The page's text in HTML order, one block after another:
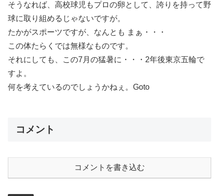
そうなれば、高校球児もプロの卵として、誇りを持って野
球に取り組めるじゃないですが。
たかがスポーツですが、なんとも まぁ・・・
この体たらくでは無様なものです。
それにしても、この7月の猛暑に・・・2年後東京五輪で
すよ。
何を考えているのでしょうかねぇ。Goto
コメント
コメントを書き込む